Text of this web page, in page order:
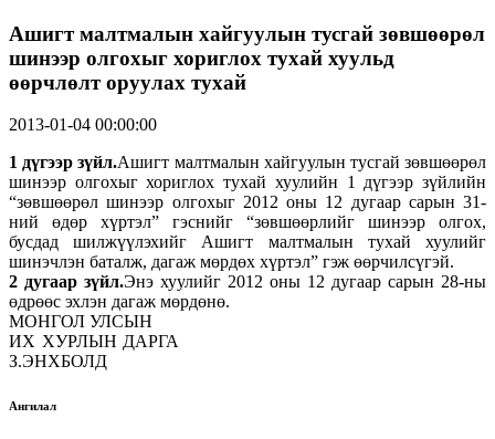
Ашигт малтмалын хайгуулын тусгай зөвшөөрөл
шинээр олгохыг хориглох тухай хуульд
өөрчлөлт оруулах тухай
2013-01-04 00:00:00
1 дүгээр зүйл.Ашигт малтмалын хайгуулын тусгай зөвшөөрөл
шинээр олгохыг хориглох тухай хуулийн 1 дүгээр зүйлийн
“зөвшөөрөл шинээр олгохыг 2012 оны 12 дугаар сарын 31-
ний өдөр хүртэл” гэснийг “зөвшөөрлийг шинээр олгох,
бусдад шилжүүлэхийг Ашигт малтмалын тухай хуулийг
шинэчлэн баталж, дагаж мөрдөх хүртэл” гэж өөрчилсүгэй.
2 дугаар зүйл.Энэ хуулийг 2012 оны 12 дугаар сарын 28-ны
өдрөөс эхлэн дагаж мөрдөнө.
МОНГОЛ УЛСЫН
ИХ ХУРЛЫН ДАРГА
З.ЭНХБОЛД
Ангилал